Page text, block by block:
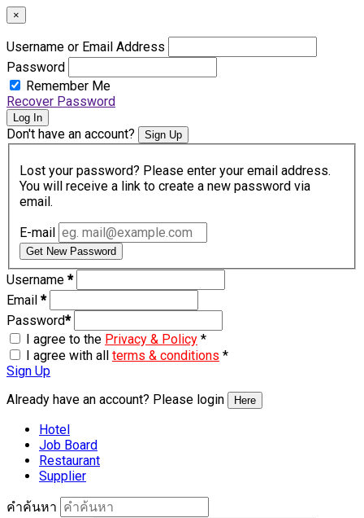
×
Username or Email Address
Password
Remember Me
Recover Password
Log In
Don't have an account? Sign Up
Lost your password? Please enter your email address.
You will receive a link to create a new password via
email.
E-mail
Get New Password
Username *
Email *
Password*
I agree to the Privacy & Policy *
I agree with all terms & conditions *
Sign Up
Already have an account? Please login
Here
Hotel
Job Board
Restaurant
Supplier
คำค้นหา